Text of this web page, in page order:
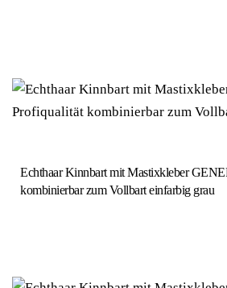
Echthaar Kinnbart mit Mastixkleber
kombinierbar zum Vollbart einfarbig grau